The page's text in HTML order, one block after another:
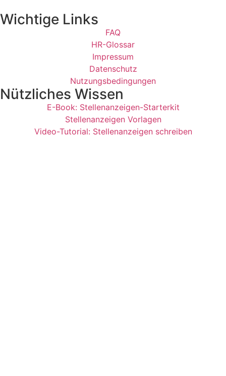
Wichtige Links
FAQ
HR-Glossar
Impressum
Datenschutz
Nutzungsbedingungen
Nützliches Wissen
E-Book: Stellenanzeigen-Starterkit
Stellenanzeigen Vorlagen
Video-Tutorial: Stellenanzeigen schreiben